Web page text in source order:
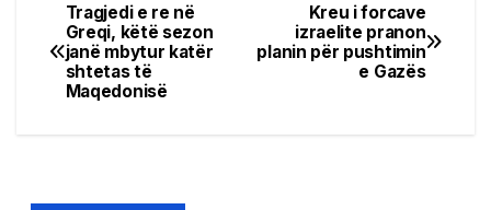
Post
navigation
Kreu i forcave
izraelite pranon
planin për pushtimin
e Gazës
Tragjedi e re në
Greqi, këtë sezon
janë mbytur katër
shtetas të
Maqedonisë